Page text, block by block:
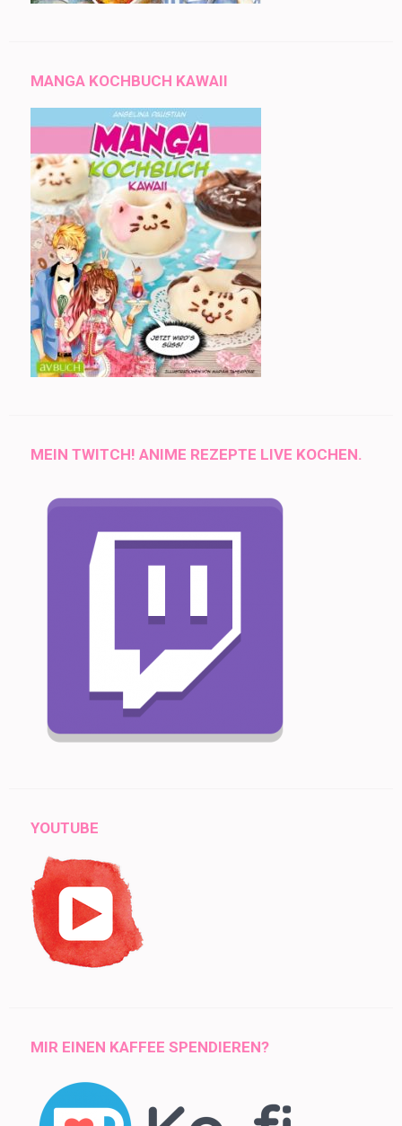
MANGA KOCHBUCH KAWAII
MEIN TWITCH! ANIME REZEPTE LIVE KOCHEN.
YOUTUBE
MIR EINEN KAFFEE SPENDIEREN?